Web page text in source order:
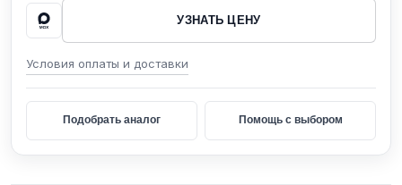
УЗНАТЬ ЦЕНУ
Условия оплаты и доставки
Подобрать аналог Помощь с выбором